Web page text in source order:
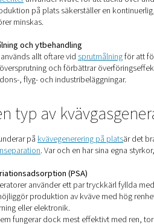
Förmågan att producera kvävgas
produktkvaliteten, skydda
3D-utskrift
Vidadditiv tillverkninganvänds
Generering av kvävgas på plats
Laserskärning och
garanterar ett jämnt, oavbrutet
Bryggerier och ölproduktion
Kväve spelar en viktig roll i
och kolsyrebildning. Genom att
varje steg i produktionen.